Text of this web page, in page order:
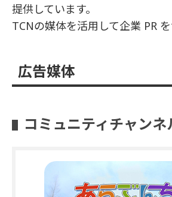
提供しています。
TCNの媒体を活用して企業 PR を
広告媒体
コミュニティチャンネ